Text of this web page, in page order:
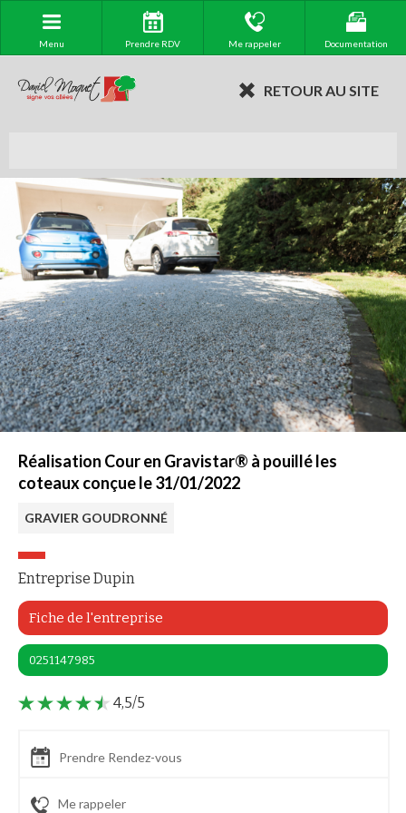
Menu Prendre RDV Me rappeler Documentation
RETOUR AU SITE
Réalisation Cour en Gravistar® à pouillé les
coteaux conçue le 31/01/2022
GRAVIER GOUDRONNÉ
Entreprise Dupin
Fiche de l'entreprise
0251147985
4,5/5
Prendre Rendez-vous
Me rappeler